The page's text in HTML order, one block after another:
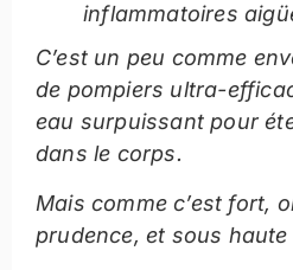
inflammatoires
C’est un peu comme
de pompiers ultra-
eau surpuissant pour
dans le corps.
Mais comme c’est fort,
prudence, et sous haute